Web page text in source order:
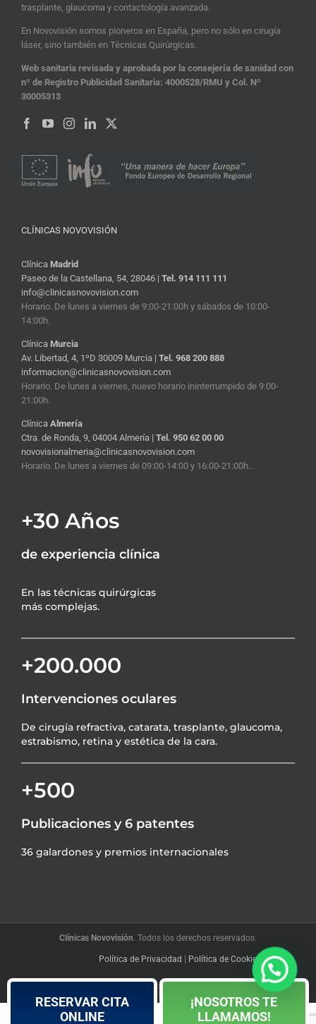
trasplante, glaucoma y contactología avanzada.
En Novovisión somos pioneros en España, pero no sólo en cirugía
láser, sino también en Técnicas Quirúrgicas.
Web sanitaria revisada y aprobada por la consejería de sanidad con
nº de Registro Publicidad Sanitaria: 4000528/RMU y Col. Nº
30005313
CLÍNICAS NOVOVISIÓN
Clínica Madrid
Paseo de la Castellana, 54, 28046 | Tel. 914 111 111
info@clinicasnovovision.com
Horario. De lunes a viernes de 9:00-21:00h y sábados de 10:00-
14:00h.
Clínica Murcia
Av. Libertad, 4, 1ºD 30009 Murcia | Tel. 968 200 888
informacion@clinicasnovovision.com
Horario. De lunes a viernes, nuevo horario ininterrumpido de 9:00-
21:00h.
Clínica Almería
Ctra. de Ronda, 9, 04004 Almería | Tel. 950 62 00 00
novovisionalmeria@clinicasnovovision.com
Horario. De lunes a viernes de 09:00-14:00 y 16:00-21:00h..
+30 Años
de experiencia clínica
En las técnicas quirúrgicas
más complejas.
+200.000
Intervenciones oculares
De cirugía refractiva, catarata, trasplante, glaucoma,
estrabismo, retina y estética de la cara.
+500
Publicaciones y 6 patentes
36 galardones y premios internacionales
Clínicas Novovisión. Todos los derechos reservados.
Política de Privacidad Política de Cookies |Blog
RESERVAR CITA
ONLINE
¡NOSOTROS TE
LLAMAMOS!
YouTube